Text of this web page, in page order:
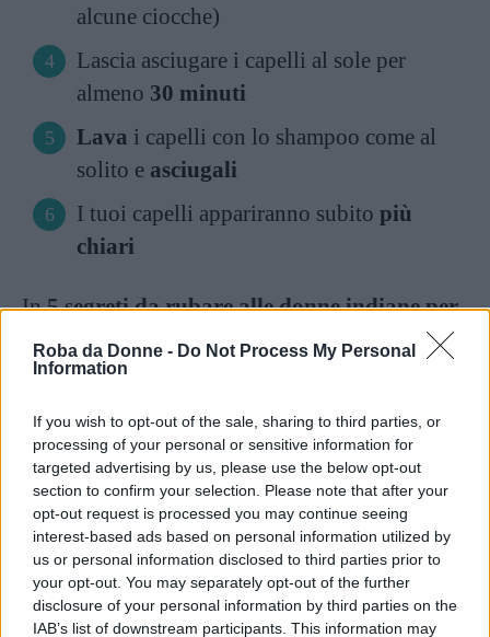
Roba da Donne - Do Not Process My Personal
Information
If you wish to opt-out of the sale, sharing to third parties, or
processing of your personal or sensitive information for
targeted advertising by us, please use the below opt-out
section to confirm your selection. Please note that after your
opt-out request is processed you may continue seeing
interest-based ads based on personal information utilized by
us or personal information disclosed to third parties prior to
your opt-out. You may separately opt-out of the further
disclosure of your personal information by third parties on the
IAB’s list of downstream participants. This information may
alcune ciocche)
Lascia asciugare i capelli al sole per
almeno 30 minuti
Lava i capelli con lo shampoo come al
solito e asciugali
I tuoi capelli appariranno subito più
chiari
In5 segreti da rubare alle donne indiane per
capelli bellissimiabbiamo visto anche come
l’henné neutro
Trasforma la polvere di hennè in una
sostanza cremosa aggiungendo un po’ di
yogurt bianco(o di miele) eacqua
tiepida
Mescola con un cucchiaio di legnofino